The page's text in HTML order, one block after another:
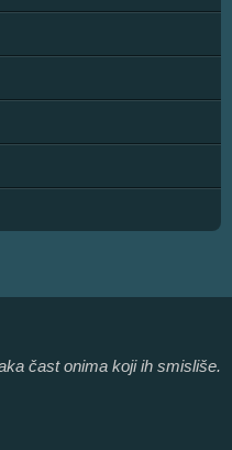
čast onima koji ih smisliše.